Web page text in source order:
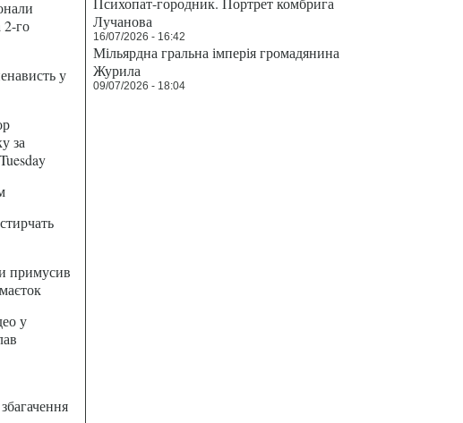
2-го
у
за
примусив
у
Лучанова
16/07/2026 - 16:42
Мільярдна гральна імперія громадянина
Журила
09/07/2026 - 18:04